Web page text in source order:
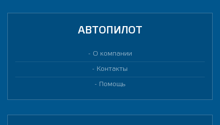
АВТОПИЛОТ
О компании
Контакты
Помощь